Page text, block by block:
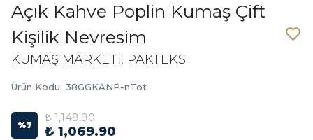
Açık Kahve Poplin Kumaş Çift
Kişilik Nevresim
KUMAŞ MARKETİ, PAKTEKS
Ürün Kodu: 38GGKANP-nTot
%7
₺ 1,149.90
₺ 1,069.90